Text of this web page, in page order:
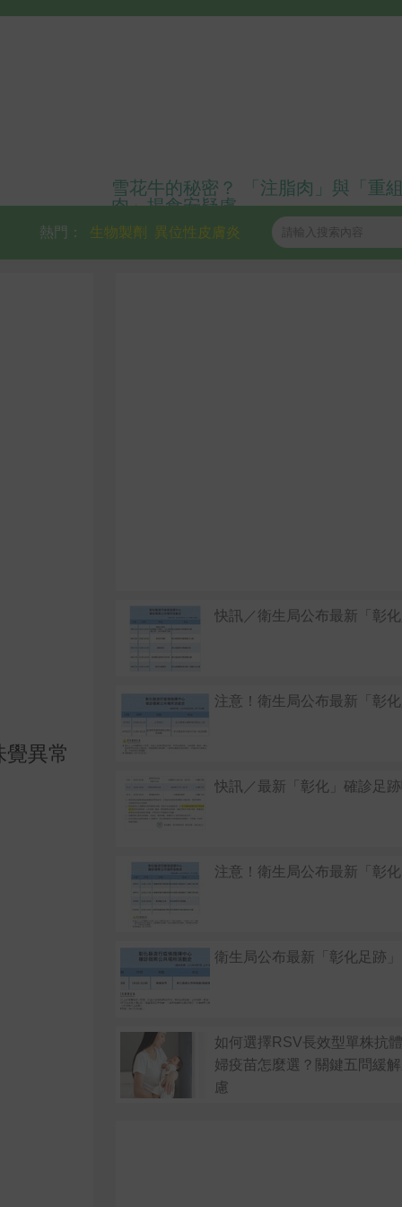
雪花牛的秘密？ 「注脂肉」與「重
肉」揭食安疑慮
異位性皮膚炎
生物製劑
熱門：
異常
快訊／衛生局公布最新「彰
注意！衛生局公布最新「彰
快訊／最新「彰化」確診足
注意！衛生局公布最新「彰
衛生局公布最新「彰化足跡」
如何選擇RSV長效型單株抗
婦疫苗怎麼選？關鍵五問緩
慮